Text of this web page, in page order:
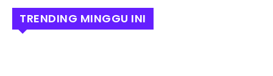
TRENDING MINGGU INI